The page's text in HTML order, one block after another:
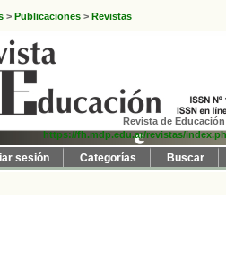
> Publicaciones > Revistas
Revista de
https://fh.mdp.edu.ar/revistas/
sesión Categorías Buscar